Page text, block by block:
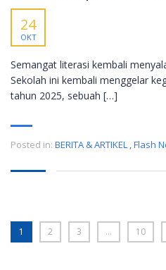
24
OKT
Semangat literasi kembali
Sekolah ini kembali menggelar
tahun 2025, sebuah […]
Posted in: BERITA & ARTIKEL ,Flash
1 2 3 … 10